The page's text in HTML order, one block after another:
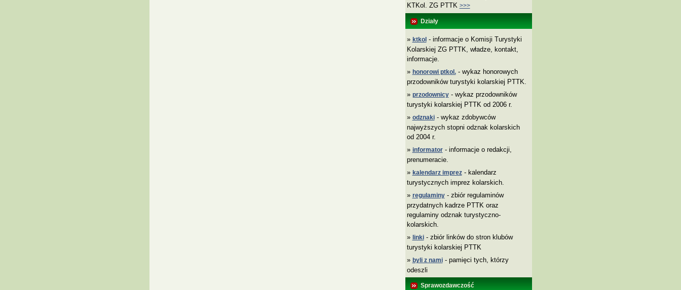
KTKol. ZG PTTK >>>
Działy
» ktkol- informacje o Komisji Turystyki
Kolarskiej ZG PTTK, władze, kontakt,
informacje.
» honorowi ptkol.- wykaz honorowych
przodowników turystyki kolarskiej PTTK.
» przodownicy- wykaz przodowników
turystyki kolarskiej PTTK od 2006 r.
» odznaki- wykaz zdobywców
najwyższych stopni odznak kolarskich
od 2004 r.
» informator- informacje o redakcji,
prenumeracie.
» kalendarz imprez- kalendarz
turystycznych imprez kolarskich.
» regulaminy- zbiór regulaminów
przydatnych kadrze PTTK oraz
regulaminy odznak turystyczno-
kolarskich.
» linki- zbiór linków do stron klubów
turystyki kolarskiej PTTK
» byli z nami- pamięci tych, którzy
odeszli
Sprawozdawczość